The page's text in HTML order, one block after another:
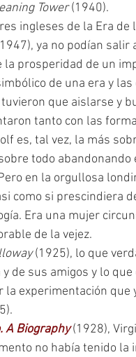
Tower (1940).
ya no podían
la prosperidad de un
de una era y
que aislarse y
tanto con las
todo
en la orgullosa
como si prescindiera
Era una mujer
de la vejez.
(1925), lo que
y de sus amigos y lo
la experimentación que
A Biography (1928),
no había tenido la